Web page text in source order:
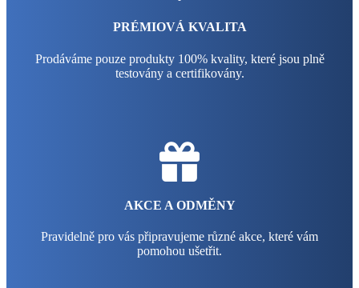
PRÉMIOVÁ KVALITA
Prodáváme pouze produkty 100% kvality, které jsou plně
testovány a certifikovány.
AKCE A ODMĚNY
Pravidelně pro vás připravujeme různé akce, které vám
pomohou ušetřit.